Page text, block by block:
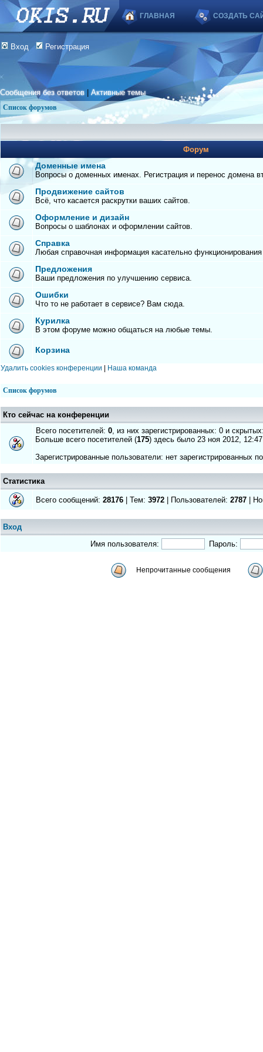
ГЛАВНАЯ СОЗДАТЬ
Вход Регистрация
Сообщения без ответов |Активные темы
Список форумов
Форум
Доменные имена
Вопросы о доменных именах. Регистрация и перенос домена
Продвижение сайтов
Всё, что касается раскрутки ваших сайтов.
Оформление и дизайн
Вопросы о шаблонах и оформлении сайтов.
Справка
Любая справочная информация касательно
Предложения
Ваши предложения по улучшению сервиса.
Ошибки
Что то не работает в сервисе? Вам сюда.
Курилка
В этом форуме можно общаться на любые темы.
Корзина
Удалить cookies конференции Наша команда
Список форумов
Кто сейчас на конференции
Всего посетителей: 0, из них зарегистрированных: 0 и
Больше всего посетителей (175) здесь было 23 ноя 2012, 12:47
Зарегистрированные пользователи: нет зарегистрированных
Статистика
Всего сообщений: 28176 | Тем: 3972 | Пользователей: 2787 |
Вход
Имя пользователя:
Пароль:
Непрочитанные сообщения